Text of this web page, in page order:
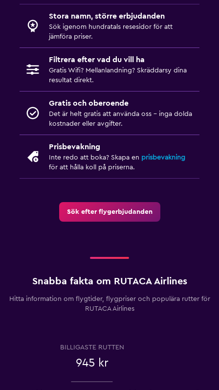
Stora namn, större erbjudanden
Sök igenom hundratals resesidor för att
jämföra priser.
Filtrera efter vad du vill ha
Gratis Wifi? Mellanlandning? Skräddarsy dina
resultat direkt.
Gratis och oberoende
Det är helt gratis att använda oss – inga dolda
kostnader eller avgifter.
Prisbevakning
Inte redo att boka? Skapa en prisbevakning
för att hålla koll på priserna.
Sök efter flygerbjudanden
Snabba fakta om RUTACA Airlines
Hitta information om flygtider, flygpriser och populära rutter för
RUTACA Airlines
BILLIGASTE RUTTEN
945 kr